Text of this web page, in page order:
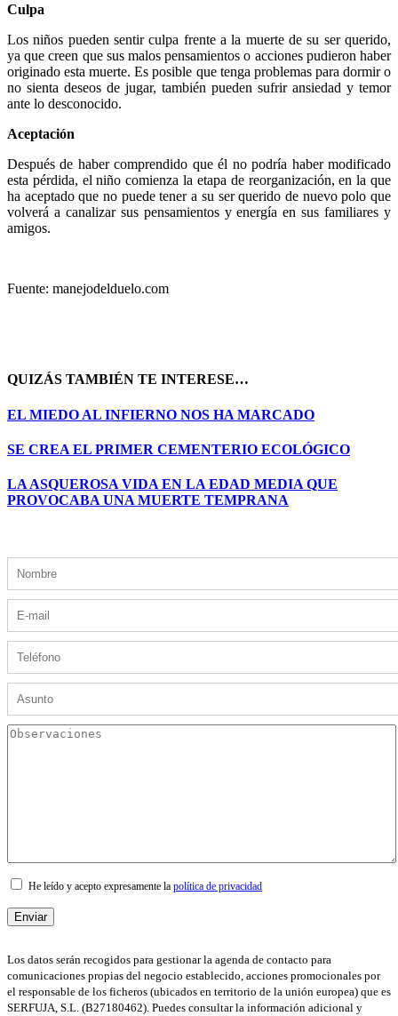
Culpa
Los niños pueden sentir culpa frente a la muerte de su ser querido,
ya que creen que sus malos pensamientos o acciones pudieron haber
originado esta muerte. Es posible que tenga problemas para dormir o
no sienta deseos de jugar, también pueden sufrir ansiedad y temor
ante lo desconocido.
Aceptación
Después de haber comprendido que él no podría haber modificado
esta pérdida, el niño comienza la etapa de reorganización, en la que
ha aceptado que no puede tener a su ser querido de nuevo polo que
volverá a canalizar sus pensamientos y energía en sus familiares y
amigos.
Fuente: manejodelduelo.com
QUIZÁS TAMBIÉN TE INTERESE…
EL MIEDO AL INFIERNO NOS HA MARCADO
SE CREA EL PRIMER CEMENTERIO ECOLÓGICO
LA ASQUEROSA VIDA EN LA EDAD MEDIA QUE
PROVOCABA UNA MUERTE TEMPRANA
He leído y acepto expresamente la política de privacidad
Los datos serán recogidos para gestionar la agenda de contacto para
comunicaciones propias del negocio establecido, acciones promocionales por
el responsable de los ficheros (ubicados en territorio de la unión europea) que es
SERFUJA, S.L. (B27180462). Puedes consultar la información adicional y